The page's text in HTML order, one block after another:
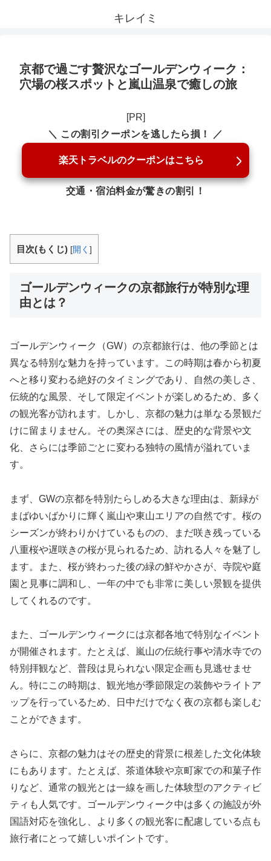
キレイミ
京都で過ごす贅沢なゴールデンウィーク：
穴場の桜スポットと嵐山温泉で癒しの旅
[PR]
＼ この割引クーポンを逃したら損！ ／
楽天トラベルのクーポンはこちら
交通・宿泊料金が驚きの割引！
目次(もくじ) [開く ]
ゴールデンウィークの京都旅行が特別な理
由とは？
ゴールデンウィーク（GW）の京都旅行は、他の季節とは
異なる特別な魅力を持っています。この時期は春から初夏
へと移り変わる絶好のタイミングであり、自然の美しさ、
伝統的な風景、そして限定イベントが楽しめるため、多く
の観光客が訪れます。しかし、京都の魅力は単なる景観だ
けに留まりません。その奥深さには、歴史的な背景や文
化、さらには季節ごとに変わる独特の風情が溢れていま
す。
まず、GWの京都を特別たらしめる大きな理由は、新緑が
まばゆいばかりに輝く嵐山や東山エリアの自然です。桜の
シーズンが終わりかけているものの、まだ咲き残っている
八重桜や遅咲きの桜が見られるため、訪れる人々を魅了し
ます。また、桜が終わった後の緑の鮮やかさが、寺院や庭
園と見事に調和し、一年の中でも非常に美しい景観を提供
してくれるのです。
また、ゴールデンウィークには京都各地で特別なイベント
が開催されます。たとえば、嵐山の伝統行事や清水寺での
特別拝観など、普段は見られない限定企画も見逃せませ
ん。特にこの時期は、観光地が季節限定の装飾やライトア
ップを行っているため、日中だけでなく夜の京都も楽しむ
ことができます。
さらに、京都の魅力はその歴史的背景に根差した文化体験
にもあります。たとえば、茶道体験や京町家での和菓子作
りなど、通常の観光とは一線を画した体験型のアクティビ
ティも人気です。ゴールデンウィーク中は多くの施設が外
国語対応を強化し、より多くの観光客に配慮している点も
旅行者にとって嬉しいポイントです。